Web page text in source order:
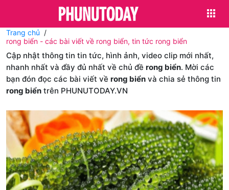
Trang chủ
rong biển - các bài viết về rong biển, tin tức rong biển
Cập nhật thông tin tin tức, hình ảnh, video clip mới nhất,
nhanh nhất và đầy đủ nhất về chủ đề rong biển. Mời các
bạn đón đọc các bài viết về rong biển và chia sẻ thông tin
rong biển trên PHUNUTODAY.VN